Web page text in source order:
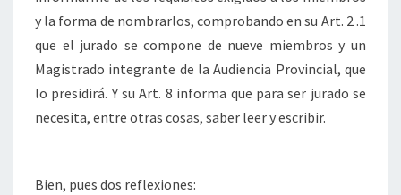
y la forma de nombrarlos, comprobando en su Art. 2 .1
que el jurado se compone de nueve miembros y un
Magistrado integrante de la Audiencia Provincial, que
lo presidirá. Y su Art. 8 informa que para ser jurado se
necesita, entre otras cosas, saber leer y escribir.
Bien, pues dos reflexiones: